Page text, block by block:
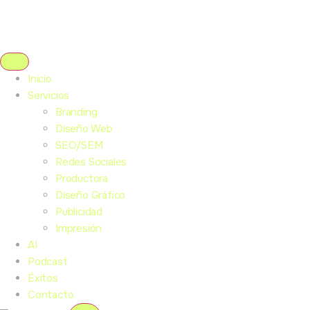
Inicio
Servicios
Branding
Diseño Web
SEO/SEM
Redes Sociales
Productora
Diseño Gráfico
Publicidad
Impresión
AI
Podcast
Éxitos
Contacto